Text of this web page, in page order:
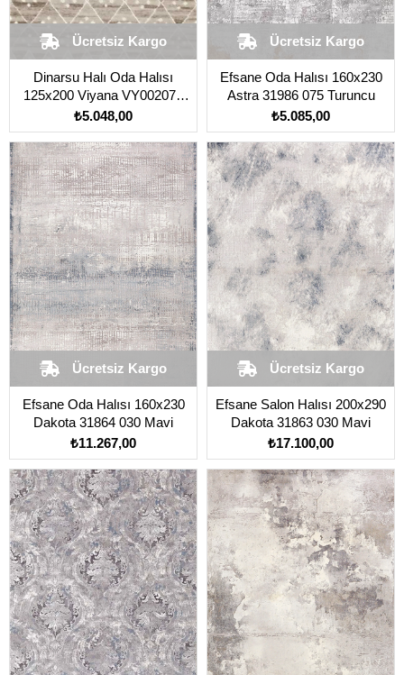
Dinarsu Halı Oda Halısı
125x200 Viyana VY002070
Bej
₺5.048,00
Ücretsiz Kargo
Efsane Oda Halısı 160x230
Astra 31986 075 Turuncu
₺5.085,00
Ücretsiz Kargo
Efsane Oda Halısı 160x230
Dakota 31864 030 Mavi
₺11.267,00
Ücretsiz Kargo
Efsane Salon Halısı 200x290
Dakota 31863 030 Mavi
₺17.100,00
Ücretsiz Kargo